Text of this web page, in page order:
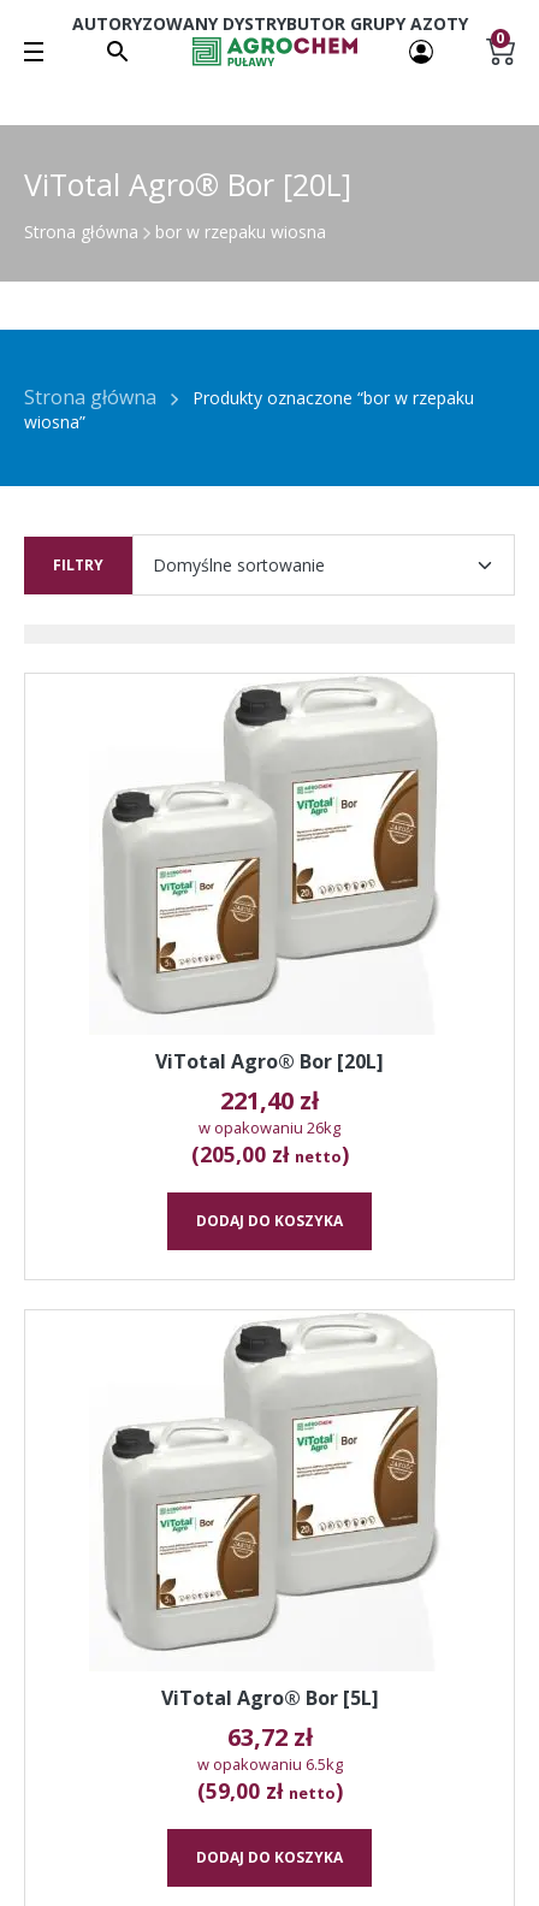
AUTORYZOWANY DYSTRYBUTOR GRUPY AZOTY
0
ViTotal Agro® Bor [20L]
Strona główna bor w rzepaku wiosna
Strona główna
Produkty oznaczone “bor w rzepaku
wiosna”
FILTRY
ViTotal Agro® Bor [20L]
221,40 zł
w opakowaniu 26kg
(205,00 zł netto)
DODAJ DO KOSZYKA
ViTotal Agro® Bor [5L]
63,72 zł
w opakowaniu 6.5kg
(59,00 zł netto)
DODAJ DO KOSZYKA